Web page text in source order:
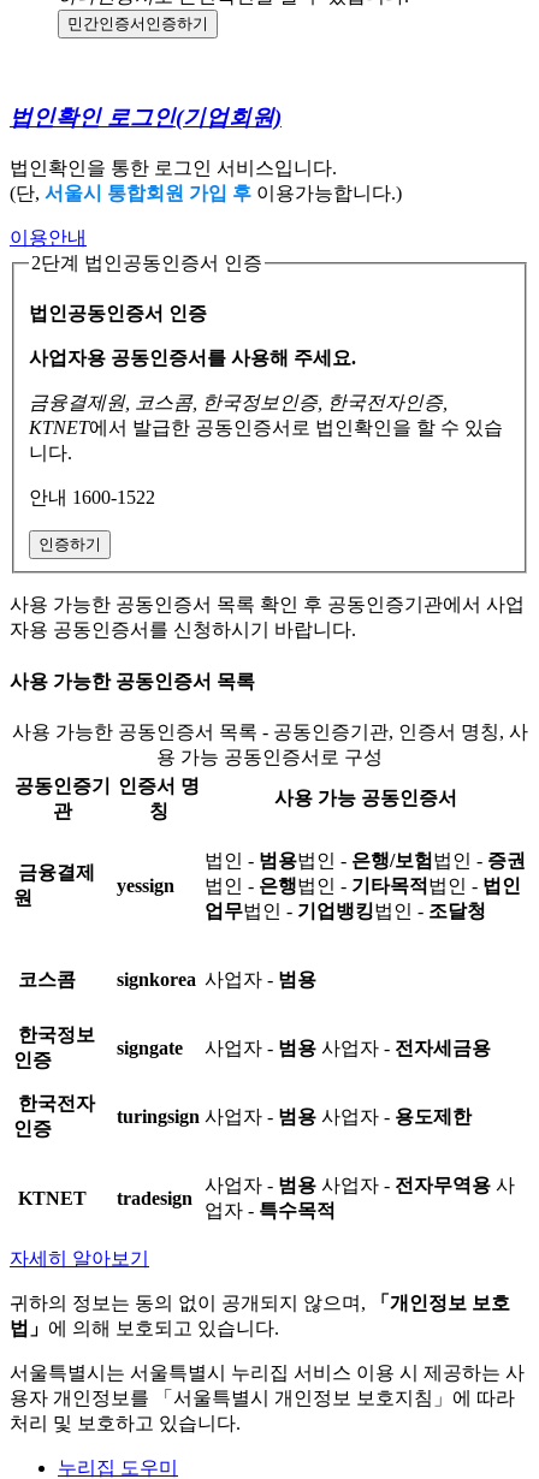
민간인증서 인증하기
법인확인 로그인(기업회원)
법인확인을 통한 로그인 서비스입니다.
(단, 서울시 통합회원 가입 후 이용가능합니다.)
이용안내
2단계 법인공동인증서 인증
법인공동인증서 인증
사업자용 공동인증서를 사용해 주세요.
금융결제원, 코스콤, 한국정보인증, 한국전자인증,
KTNET에서 발급한 공동인증서로 법인확인을 할 수 있습
니다.
안내 1600-1522
인증하기
사용 가능한 공동인증서 목록 확인 후 공동인증기관에서 사업
자용 공동인증서를 신청하시기 바랍니다.
사용 가능한 공동인증서 목록
사용 가능한 공동인증서 목록 - 공동인증기관, 인증서 명칭, 사
용 가능 공동인증서로 구성
공동인증기
관
인증서 명
칭
사용 가능 공동인증서
금융결제
원
yessign
법인 - 범용법인 - 은행/보험 법인 - 증권
법인 - 은행법인 - 기타목적 법인 - 법인
업무법인 - 기업뱅킹법인 - 조달청
코스콤 signkorea 사업자 - 범용
한국정보
인증
signgate 사업자 - 범용 사업자 - 전자세금용
한국전자
인증
turingsign 사업자 - 범용 사업자 - 용도제한
KTNET tradesign
사업자 - 범용 사업자 - 전자무역용 사
업자 - 특수목적
자세히 알아보기
귀하의 정보는 동의 없이 공개되지 않으며,
「개인정보 보호
법」 에 의해 보호되고 있습니다.
서울특별시는 서울특별시 누리집 서비스 이용 시 제공하는 사
용자 개인정보를 「서울특별시 개인정보 보호지침」에 따라
처리 및 보호하고 있습니다.
누리집 도우미